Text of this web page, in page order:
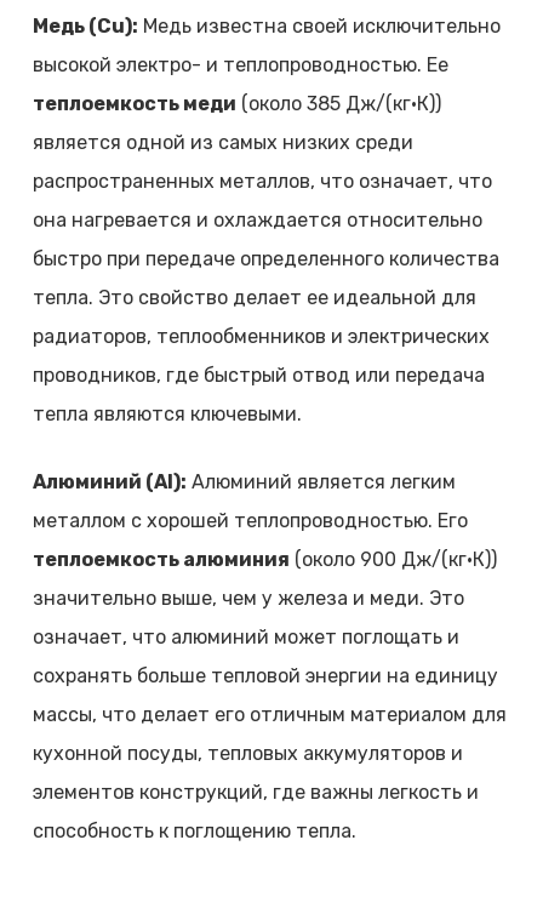
Медь (Cu): Медь известна своей исключительно
высокой электро- и теплопроводностью. Ее
теплоемкость меди (около 385 Дж/(кг·К))
является одной из самых низких среди
распространенных металлов, что означает, что
она нагревается и охлаждается относительно
быстро при передаче определенного количества
тепла. Это свойство делает ее идеальной для
радиаторов, теплообменников и электрических
проводников, где быстрый отвод или передача
тепла являются ключевыми.
Алюминий (Al): Алюминий является легким
металлом с хорошей теплопроводностью. Его
теплоемкость алюминия (около 900 Дж/(кг·К))
значительно выше, чем у железа и меди. Это
означает, что алюминий может поглощать и
сохранять больше тепловой энергии на единицу
массы, что делает его отличным материалом для
кухонной посуды, тепловых аккумуляторов и
элементов конструкций, где важны легкость и
способность к поглощению тепла.